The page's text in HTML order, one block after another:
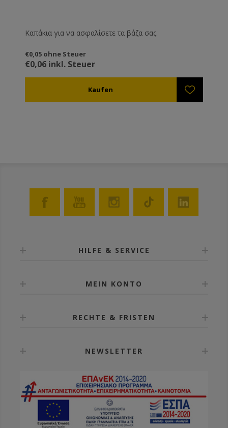
Καπάκια για να ασφαλίσετε τα βάζα σας.
€0,05 ohne Steuer
€0,06 inkl. Steuer
HILFE & SERVICE
MEIN KONTO
RECHTE & FRISTEN
NEWSLETTER